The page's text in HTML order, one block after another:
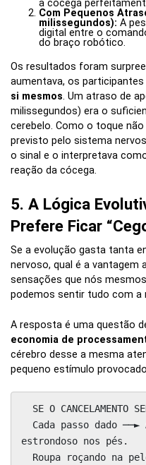
a cócega
Com Pequenos
milissegundos): A
digital entre o
do braço robótico.
Os resultados foram
aumentava, os participantes
si mesmos. Um atraso de
milissegundos) era o
cerebelo. Como o toque
previsto pelo sistema
o sinal e o interpretava
reação da cócega.
5. A Lógica
Prefere Ficar
Se a evolução gasta tanta
nervoso, qual é a vantagem
sensações que nós
podemos sentir tudo com a
A resposta é uma questão
economia de
cérebro desse a mesma
pequeno estímulo
estrondoso nos pés.